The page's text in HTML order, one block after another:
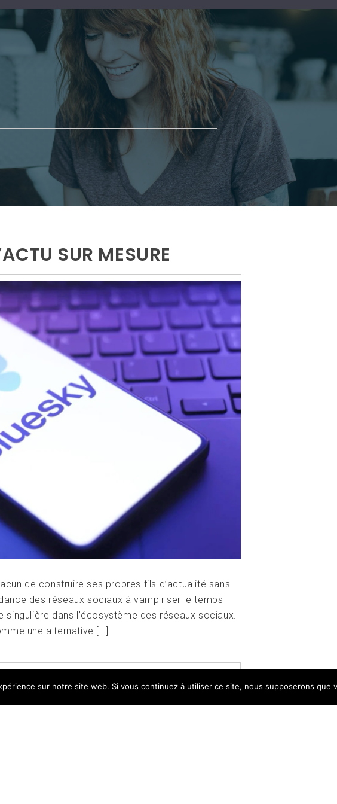
SUR MESURE
de construire ses propres fils d’actualité sans
des réseaux sociaux à vampiriser le temps
dans l’écosystème des réseaux sociaux.
une alternative […]
,UNE TAGGEDANTHROPIC,AT
LEAVE A COMMENT
sur notre site web. Si vous continuez à utiliser ce site, nous supposerons que